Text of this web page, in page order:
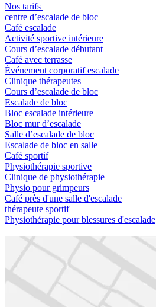
Nos tarifs
centre d’escalade de bloc
Café escalade
Activité sportive intérieure
Cours d’escalade débutant
Café avec terrasse
Événement corporatif escalade
Clinique thérapeutes
Cours d’escalade de bloc
Escalade de bloc
Bloc escalade intérieure
Bloc mur d’escalade
Salle d’escalade de bloc
Escalade de bloc en salle
Café sportif
Physiothérapie sportive
Clinique de physiothérapie
Physio pour grimpeurs
Café près d'une salle d'escalade
thérapeute sportif
Physiothérapie pour blessures d'escalade